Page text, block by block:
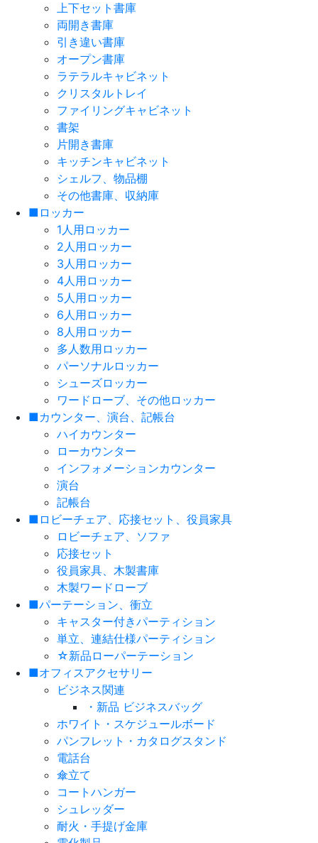
上下セット書庫
両開き書庫
引き違い書庫
オープン書庫
ラテラルキャビネット
クリスタルトレイ
ファイリングキャビネット
書架
片開き書庫
キッチンキャビネット
シェルフ、物品棚
その他書庫、収納庫
■ロッカー
1人用ロッカー
2人用ロッカー
3人用ロッカー
4人用ロッカー
5人用ロッカー
6人用ロッカー
8人用ロッカー
多人数用ロッカー
パーソナルロッカー
シューズロッカー
ワードローブ、その他ロッカー
■カウンター、演台、記帳台
ハイカウンター
ローカウンター
インフォメーションカウンター
演台
記帳台
■ロビーチェア、応接セット、役員家具
ロビーチェア、ソファ
応接セット
役員家具、木製書庫
木製ワードローブ
■パーテーション、衝立
キャスター付きパーティション
単立、連結仕様パーティション
☆新品ローパーテーション
■オフィスアクセサリー
ビジネス関連
・新品 ビジネスバッグ
ホワイト・スケジュールボード
パンフレット・カタログスタンド
電話台
傘立て
コートハンガー
シュレッダー
耐火・手提げ金庫